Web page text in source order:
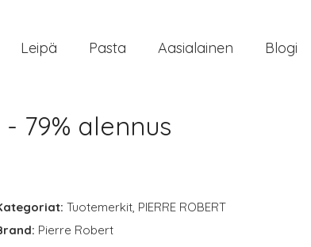
Leipä Pasta Aasialainen Blogi
79% alennus
Tuotemerkit, PIERRE ROBERT
Pierre Robert